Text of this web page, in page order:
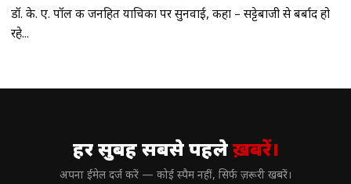
डॉ. के. ए. पॉल की जनहित याचिका पर सुनवाई, कहा – सट्टेबाजी से बर्बाद हो
रहे...
हर सुबह सबसे पहलेख़बरें।
अपना ईमेल दर्ज करें — कोई स्पैम नहीं, सिर्फ ज़रूरी खबरें।